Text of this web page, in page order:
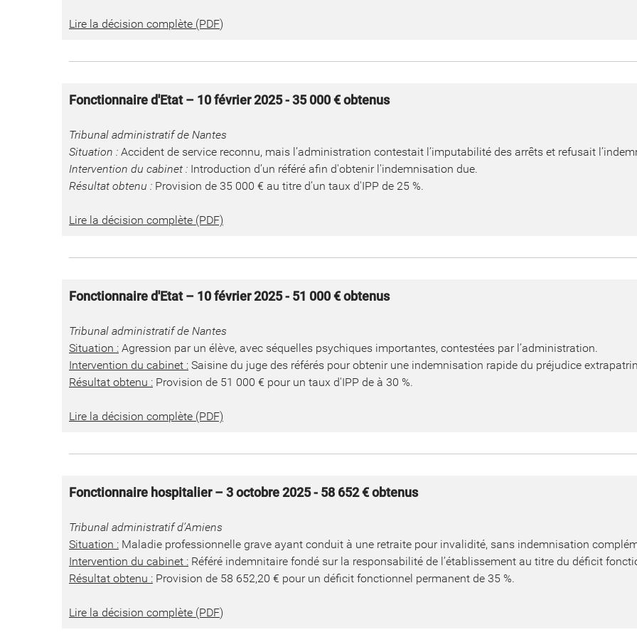
Lire la décision complète (PDF)
Fonctionnaire d'Etat – 10 février 2025 - 35 000 € obtenus
Tribunal administratif de Nantes
Situation : Accident de service reconnu, mais l’administration contestait l’imputabilité des arrêts et refusait
Intervention du cabinet : Introduction d’un référé afin d'obtenir l'indemnisation due.
Résultat obtenu : Provision de 35 000 € au titre d’un taux d'IPP de 25 %.
Lire la décision complète (PDF)
Fonctionnaire d'Etat – 10 février 2025 - 51 000 € obtenus
Tribunal administratif de Nantes
Situation : Agression par un élève, avec séquelles psychiques importantes, contestées par l’administration.
Intervention du cabinet : Saisine du juge des référés pour obtenir une indemnisation rapide du préjudice
Résultat obtenu : Provision de 51 000 € pour un taux d'IPP de à 30 %.
Lire la décision complète (PDF)
Fonctionnaire hospitalier – 3 octobre 2025 - 58 652 € obtenus
Tribunal administratif d’Amiens
Situation : Maladie professionnelle grave ayant conduit à une retraite pour invalidité, sans indemnisation
Intervention du cabinet : Référé indemnitaire fondé sur la responsabilité de l’établissement au titre du déficit
Résultat obtenu : Provision de 58 652,20 € pour un déficit fonctionnel permanent de 35 %.
Lire la décision complète (PDF)